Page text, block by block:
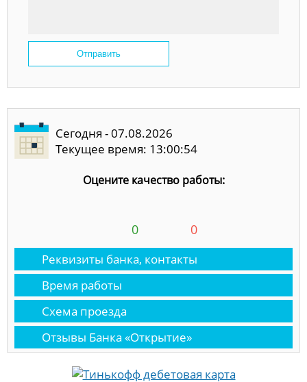
Отправить
Сегодня - 07.08.2026
Текущее время: 13:00:54
Оцените качество работы:
0 0
Реквизиты банка, контакты
Время работы
Схема проезда
Отзывы Банка «Открытие»